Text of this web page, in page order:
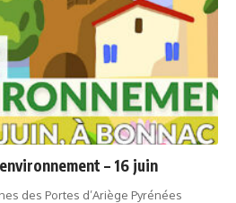
– 16 juin
des Portes d’Ariège Pyrénées